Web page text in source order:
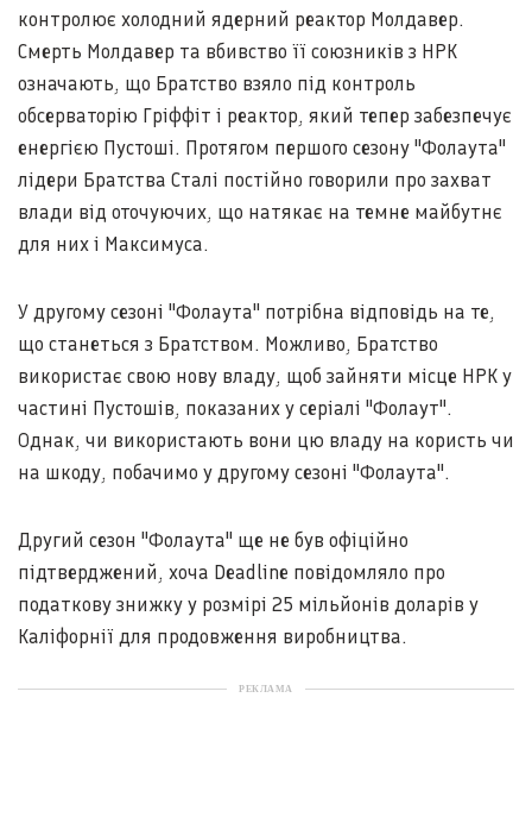
контролює холодний ядерний реактор Молдавер.
Смерть Молдавер та вбивство її союзників з НРК
означають, що Братство взяло під контроль
обсерваторію Гріффіт і реактор, який тепер забезпечує
енергією Пустоші. Протягом першого сезону "Фолаута"
лідери Братства Сталі постійно говорили про захват
влади від оточуючих, що натякає на темне майбутнє
для них і Максимуса.
У другому сезоні "Фолаута" потрібна відповідь на те,
що станеться з Братством. Можливо, Братство
використає свою нову владу, щоб зайняти місце НРК у
частині Пустошів, показаних у серіалі "Фолаут".
Однак, чи використають вони цю владу на користь чи
на шкоду, побачимо у другому сезоні "Фолаута".
Другий сезон "Фолаута" ще не був офіційно
підтверджений, хоча Deadline повідомляло про
податкову знижку у розмірі 25 мільйонів доларів у
Каліфорнії для продовження виробництва.
РЕКЛАМА